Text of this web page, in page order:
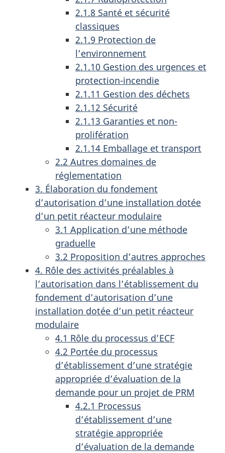
2.1.8 Santé et sécurité
classiques
2.1.9 Protection de
l’environnement
2.1.10 Gestion des urgences et
protection-incendie
2.1.11 Gestion des déchets
2.1.12 Sécurité
2.1.13 Garanties et non-
prolifération
2.1.14 Emballage et transport
2.2 Autres domaines de
réglementation
3. Élaboration du fondement
d’autorisation d’une installation dotée
d’un petit réacteur modulaire
3.1 Application d’une méthode
graduelle
3.2 Proposition d’autres approches
4. Rôle des activités préalables à
l’autorisation dans l’établissement du
fondement d’autorisation d’une
installation dotée d’un petit réacteur
modulaire
4.1 Rôle du processus d’ECF
4.2 Portée du processus
d’établissement d’une stratégie
appropriée d’évaluation de la
demande pour un projet de PRM
4.2.1 Processus
d’établissement d’une
stratégie appropriée
d’évaluation de la demande